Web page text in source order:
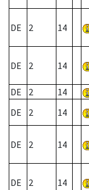
DE 2 14
DE 2 14
DE 2 14
DE
2 14
DE 2 14
DE 2 14